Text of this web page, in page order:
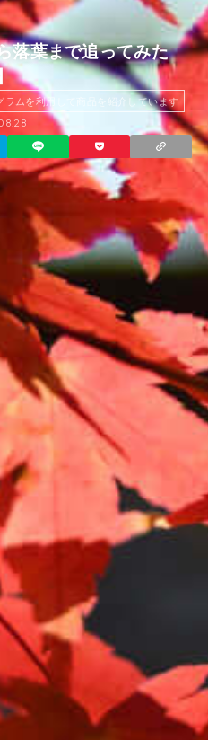
落葉まで追ってみた
ムを利用して商品を紹介しています